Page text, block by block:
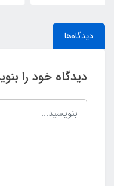
دیدگاه‌ها
دیدگاه خود را